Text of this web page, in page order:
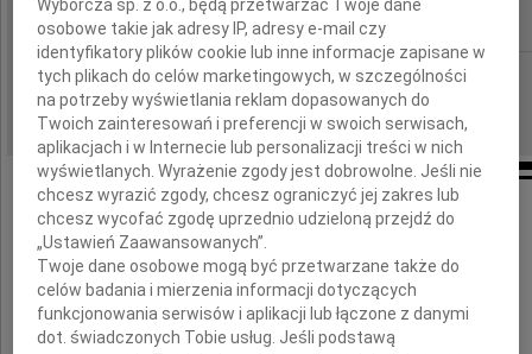
IMIĘ I NAZWISKO:
REGION: Wrocław
DATA EMISJI: 25.08.2023
Składamy wyrazy głębokiego współczucia
z powodu śmierci
Taty
Wyborcza sp. z o.o., będą przetwarzać Twoje dane
osobowe takie jak adresy IP, adresy e-mail czy
identyfikatory plików cookie lub inne informacje zapisane w
tych plikach do celów marketingowych, w szczególności
na potrzeby wyświetlania reklam dopasowanych do
Twoich zainteresowań i preferencji w swoich serwisach,
aplikacjach i w Internecie lub personalizacji treści w nich
wyświetlanych. Wyrażenie zgody jest dobrowolne. Jeśli nie
chcesz wyrazić zgody, chcesz ograniczyć jej zakres lub
chcesz wycofać zgodę uprzednio udzieloną przejdź do
„Ustawień Zaawansowanych”.
Twoje dane osobowe mogą być przetwarzane także do
celów badania i mierzenia informacji dotyczących
funkcjonowania serwisów i aplikacji lub łączone z danymi
dot. świadczonych Tobie usług. Jeśli podstawą